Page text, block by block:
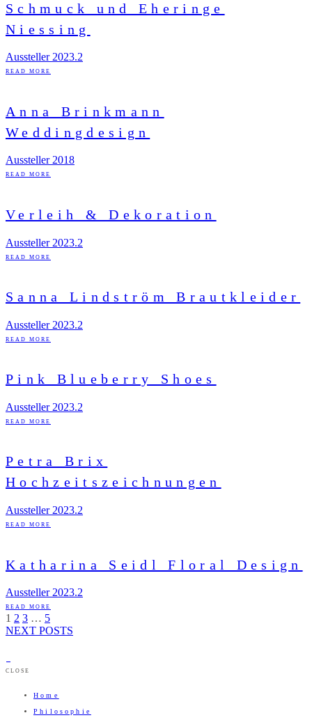
Schmuck und Eheringe
Niessing
Aussteller 2023.2
READ MORE
Anna Brinkmann
Weddingdesign
Aussteller 2018
READ MORE
Verleih & Dekoration
Aussteller 2023.2
READ MORE
Sanna Lindström Brautkleider
Aussteller 2023.2
READ MORE
Pink Blueberry Shoes
Aussteller 2023.2
READ MORE
Petra Brix
Hochzeitszeichnungen
Aussteller 2023.2
READ MORE
Katharina Seidl Floral Design
Aussteller 2023.2
READ MORE
1 2 3 … 5
NEXT POSTS
CLOSE
Home
Philosophie